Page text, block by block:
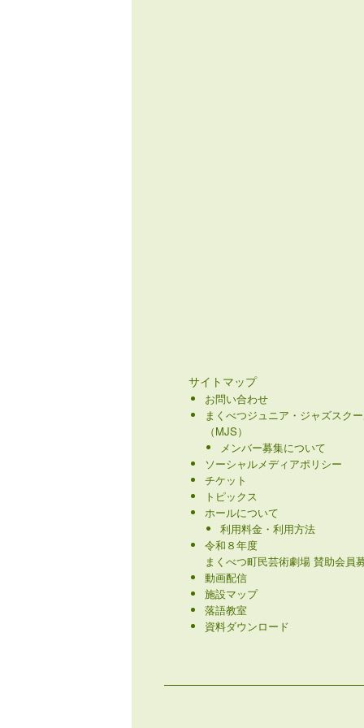
サイトマップ
お問い合わせ
まくべつジュニア・ジャズスク
（MJS）
メンバー募集について
ソーシャルメディアポリシー
チケット
トピックス
ホールについて
利用料金・利用方法
令和８年度
まくべつ町民芸術劇場 賛助会員
動画配信
施設マップ
落語教室
資料ダウンロード